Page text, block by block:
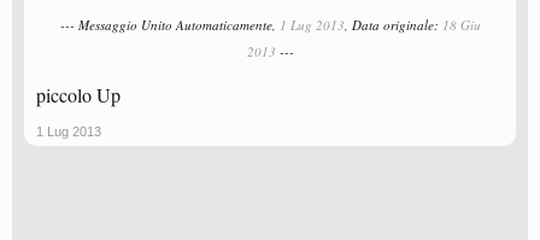
--- Messaggio Unito Automaticamente, 1 Lug 2013, Data originale: 18 Giu
2013 ---
piccolo Up
1 Lug 2013